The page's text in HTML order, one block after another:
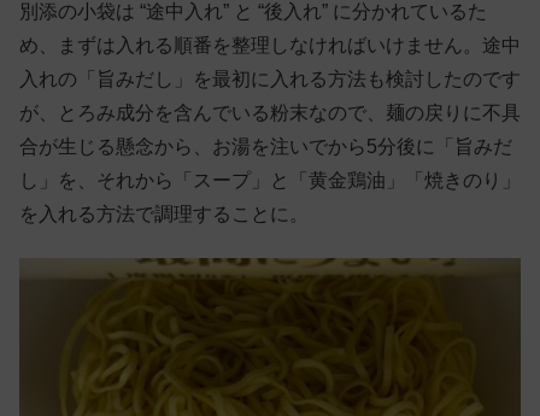
別添の小袋は “途中入れ” と “後入れ” に分かれているた
め、まずは入れる順番を整理しなければいけません。途中
入れの「旨みだし」を最初に入れる方法も検討したのです
が、とろみ成分を含んでいる粉末なので、麺の戻りに不具
合が生じる懸念から、お湯を注いでから5分後に「旨みだ
し」を、それから「スープ」と「黄金鶏油」「焼きのり」
を入れる方法で調理することに。